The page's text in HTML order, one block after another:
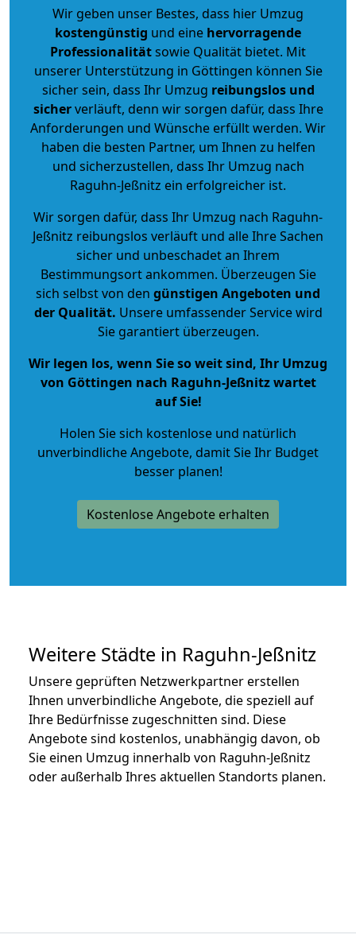
Wir geben unser Bestes, dass hier Umzug
kostengünstig und eine hervorragende
Professionalitätsowie Qualität bietet. Mit
unserer Unterstützung in Göttingen können Sie
sicher sein, dass Ihr Umzug reibungslos und
sicherverläuft, denn wir sorgen dafür, dass Ihre
Anforderungen und Wünsche erfüllt werden. Wir
haben die besten Partner, um Ihnen zu helfen
und sicherzustellen, dass Ihr Umzug nach
Raguhn-Jeßnitz ein erfolgreicher ist.
Wir sorgen dafür, dass Ihr Umzug nach Raguhn-
Jeßnitz reibungslos verläuft und alle Ihre Sachen
sicher und unbeschadet an Ihrem
Bestimmungsort ankommen. Überzeugen Sie
sich selbst von den günstigen Angeboten und
der Qualität. Unsere umfassender Service wird
Sie garantiert überzeugen.
Wir legen los, wenn Sie so weit sind, Ihr Umzug
von Göttingen nach Raguhn-Jeßnitz wartet
auf Sie!
Holen Sie sich kostenlose und natürlich
unverbindliche Angebote, damit Sie Ihr Budget
besser planen!
Kostenlose Angebote erhalten
Weitere Städte in Raguhn-Jeßnitz
Unsere geprüften Netzwerkpartner erstellen
Ihnen unverbindliche Angebote, die speziell auf
Ihre Bedürfnisse zugeschnitten sind. Diese
Angebote sind kostenlos, unabhängig davon, ob
Sie einen Umzug innerhalb von Raguhn-Jeßnitz
oder außerhalb Ihres aktuellen Standorts planen.